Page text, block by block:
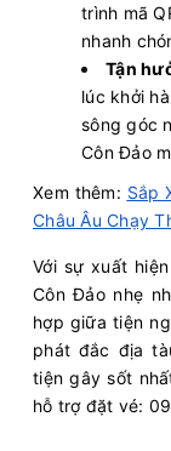
trình mã
nhanh
Tận
lúc khởi
sông góc
Côn Đảo
Xem thêm: Sắp
Châu Âu Chạy
Với sự xuất
Côn Đảo nhẹ
hợp giữa tiện
phát đắc địa
tiện gây sốt
hỗ trợ đặt vé: